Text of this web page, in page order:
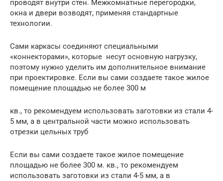
проводят внутри стен. Межкомнатные перегородки,
окна и двери возводят, применяя стандартные
технологии.
Сами каркасы соединяют специальными
«коннекторами», которые несут основную нагрузку,
поэтому нужно уделить им дополнительное внимание
при проектировке. Если вы сами создаете такое жилое
помещение площадью не более 300 м
кв., то рекомендуем использовать заготовки из стали 4-
5 мм, а в центральной части можно использовать
отрезки цельных труб
Если вы сами создаете такое жилое помещение
площадью не более 300 м. кв., то рекомендуем
использовать заготовки из стали 4-5 мм, а в